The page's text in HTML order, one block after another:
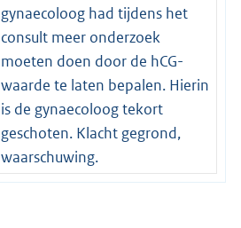
gynaecoloog had tijdens het
consult meer onderzoek
moeten doen door de hCG-
waarde te laten bepalen. Hierin
is de gynaecoloog tekort
geschoten. Klacht gegrond,
waarschuwing.